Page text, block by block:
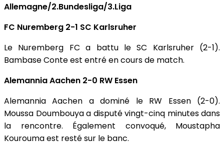
Allemagne/2.Bundesliga/3.Liga
FC Nuremberg 2-1 SC Karlsruher
Le Nuremberg FC a battu le SC Karlsruher (2-1).
Bambase Conte est entré en cours de match.
Alemannia Aachen 2-0 RW Essen
Alemannia Aachen a dominé le RW Essen (2-0).
Moussa Doumbouya a disputé vingt-cinq minutes dans
la rencontre. Également convoqué, Moustapha
Kourouma est resté sur le banc.